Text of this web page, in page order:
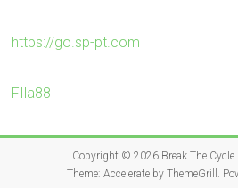
https://go.sp-pt.com
FIla88
Copyright © 2026 Break The Cycle
Theme: Accelerateby ThemeGrill.